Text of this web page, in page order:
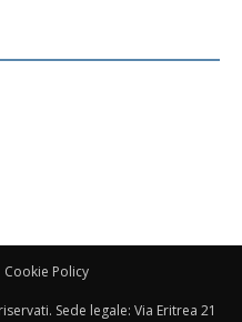
Cookie Policy
Sede legale: Via Eritrea 21